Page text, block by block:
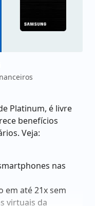
Platinum, é livre
benefícios
Veja:
nas
em até 21x sem
virtuais da